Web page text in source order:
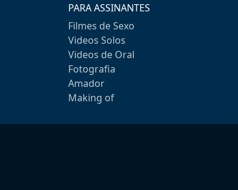
PARA ASSINANTES
Filmes de Sexo
Videos Solos
Videos de Oral
Fotografia
Amador
Making of